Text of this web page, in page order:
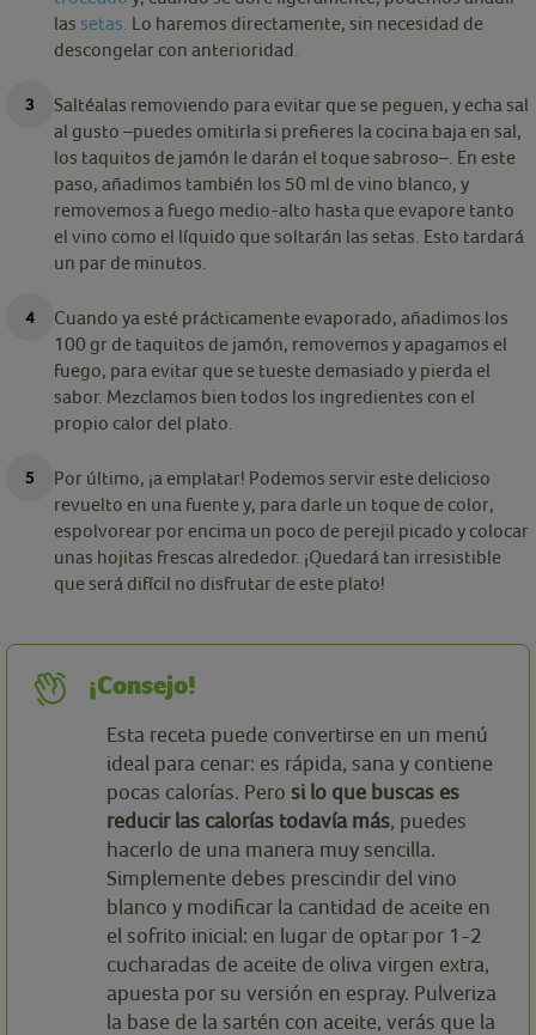
las setas. Lo haremos directamente, sin necesidad de
descongelar con anterioridad.
Saltéalas removiendo para evitar que se peguen, y echa sal
al gusto –puedes omitirla si prefieres la cocina baja en sal,
los taquitos de jamón le darán el toque sabroso–. En este
paso, añadimos también los 50 ml de vino blanco, y
removemos a fuego medio-alto hasta que evapore tanto
el vino como el líquido que soltarán las setas. Esto tardará
un par de minutos.
Cuando ya esté prácticamente evaporado, añadimos los
100 gr de taquitos de jamón, removemos y apagamos el
fuego, para evitar que se tueste demasiado y pierda el
sabor. Mezclamos bien todos los ingredientes con el
propio calor del plato.
Por último, ¡a emplatar! Podemos servir este delicioso
revuelto en una fuente y, para darle un toque de color,
espolvorear por encima un poco de perejil picado y colocar
unas hojitas frescas alrededor. ¡Quedará tan irresistible
que será difícil no disfrutar de este plato!
¡Consejo!
Esta receta puede convertirse en un menú
ideal para cenar: es rápida, sana y contiene
pocas calorías. Pero si lo que buscas es
reducir las calorías todavía más, puedes
hacerlo de una manera muy sencilla.
Simplemente debes prescindir del vino
blanco y modificar la cantidad de aceite en
el sofrito inicial: en lugar de optar por 1-2
cucharadas de aceite de oliva virgen extra,
apuesta por su versión en espray. Pulveriza
la base de la sartén con aceite, verás que la